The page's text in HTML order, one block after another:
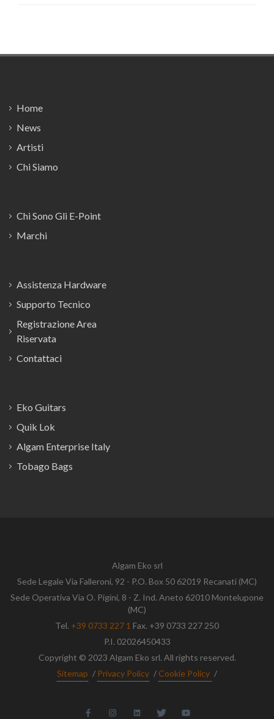
Home
News
Artisti
Chi Siamo
Chi Sono Gli E-Point
Marchi
Assistenza Hardware
Supporto Tecnico
Registrazione Area
Riservata
Contattaci
Eko Guitars
Quik Lok
Algam Enterprise Italy
Tobago Bags
Algam Eko srl
Sede Legale Via Falleroni, 92 - P.O. Box 50 62019 Recanati (MC)
Sede Operativa Via O. Pigini, 8 - Z. Ind. Aneto 62010 Montelupone
(MC)
Tel. +39 0733 227 1 Fax. +39 0733 227 250
P.I. 02026450433
Copyright © 2023 Algam Eko srl. All rights reserved.
Sitemap / Privacy Policy / Cookie Policy /